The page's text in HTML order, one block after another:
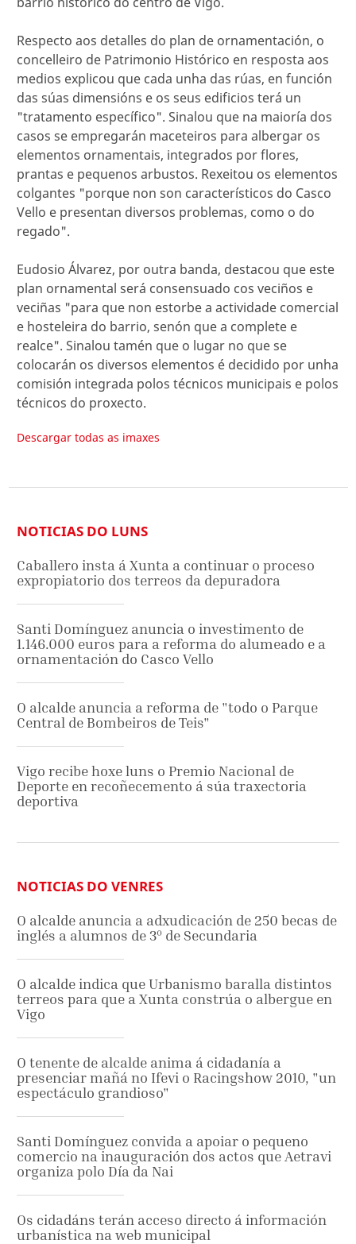
Respecto aos detalles do plan de ornamentación, o
concelleiro de Patrimonio Histórico en resposta aos
medios explicou que cada unha das rúas, en función
das súas dimensións e os seus edificios terá un
"tratamento específico". Sinalou que na maioría dos
casos se empregarán maceteiros para albergar os
elementos ornamentais, integrados por flores,
prantas e pequenos arbustos. Rexeitou os elementos
colgantes "porque non son característicos do Casco
Vello e presentan diversos problemas, como o do
regado".
Eudosio Álvarez, por outra banda, destacou que este
plan ornamental será consensuado cos veciños e
veciñas "para que non estorbe a actividade comercial
e hosteleira do barrio, senón que a complete e
realce". Sinalou tamén que o lugar no que se
colocarán os diversos elementos é decidido por unha
comisión integrada polos técnicos municipais e polos
técnicos do proxecto.
Descargar todas as imaxes
NOTICIAS DO LUNS
Caballero insta á Xunta a continuar o proceso
expropiatorio dos terreos da depuradora
Santi Domínguez anuncia o investimento de
1.146.000 euros para a reforma do alumeado e a
ornamentación do Casco Vello
O alcalde anuncia a reforma de "todo o Parque
Central de Bombeiros de Teis"
Vigo recibe hoxe luns o Premio Nacional de
Deporte en recoñecemento á súa traxectoria
deportiva
NOTICIAS DO VENRES
O alcalde anuncia a adxudicación de 250 becas de
inglés a alumnos de 3º de Secundaria
O alcalde indica que Urbanismo baralla distintos
terreos para que a Xunta constrúa o albergue en
Vigo
O tenente de alcalde anima á cidadanía a
presenciar mañá no Ifevi o Racingshow 2010, "un
espectáculo grandioso"
Santi Domínguez convida a apoiar o pequeno
comercio na inauguración dos actos que Aetravi
organiza polo Día da Nai
Os cidadáns terán acceso directo á información
urbanística na web municipal